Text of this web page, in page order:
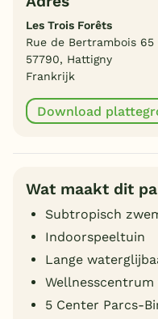
Les Trois Forêts
Rue de Bertrambois 65
57790, Hattigny
Frankrijk
Download
Wat maakt dit
Subtropisch
Indoorspeeltuin
Lange
Wellnesscentrum
5 Center Parcs-